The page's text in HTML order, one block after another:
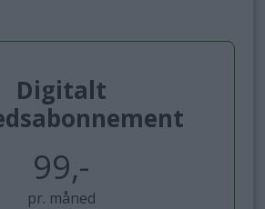
Digitalt
99,-
pr. måned